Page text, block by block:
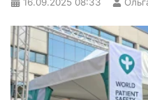
16.09.2025 08:33